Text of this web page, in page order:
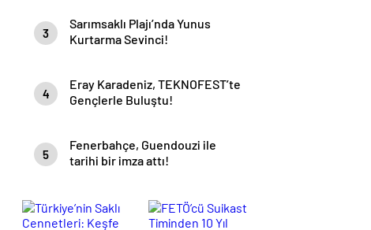
3
Sarımsaklı Plajı’nda Yunus
Kurtarma Sevinci!
4
Eray Karadeniz, TEKNOFEST’te
Gençlerle Buluştu!
5
Fenerbahçe, Guendouzi ile
tarihi bir imza attı!